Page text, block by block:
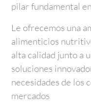
pilar fundamental
Le ofrecemos una
alimenticios
alta calidad junto a
soluciones
necesidades de los
mercados